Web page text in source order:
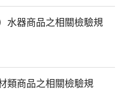
水器商品之相關檢驗規
類商品之相關檢驗規